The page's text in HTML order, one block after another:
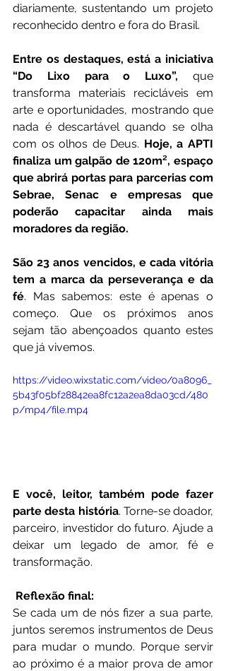
diariamente, sustentando um projeto
reconhecido dentro e fora do Brasil.
Entre os destaques, está a iniciativa
“Do Lixo para o Luxo”, que
transforma materiais recicláveis em
arte e oportunidades, mostrando que
nada é descartável quando se olha
com os olhos de Deus. Hoje, a APTI
finaliza um galpão de 120m², espaço
que abrirá portas para parcerias com
Sebrae, Senac e empresas que
poderão capacitar ainda mais
moradores da região.
São 23 anos vencidos, e cada vitória
tem a marca da perseverança e da
fé. Mas sabemos: este é apenas o
começo. Que os próximos anos
sejam tão abençoados quanto estes
que já vivemos.
https://video.wixstatic.com/video/0a8096_
5b43f05bf28842ea8fc12a2ea8da03cd/480
p/mp4/file.mp4
E você, leitor, também pode fazer
parte desta história. Torne-se doador,
parceiro, investidor do futuro. Ajude a
deixar um legado de amor, fé e
transformação.
Reflexão final:
Se cada um de nós fizer a sua parte,
juntos seremos instrumentos de Deus
para mudar o mundo. Porque servir
ao próximo é a maior prova de amor